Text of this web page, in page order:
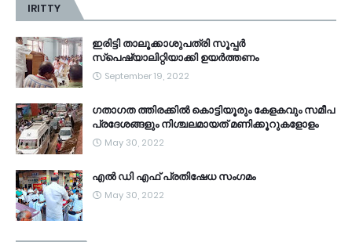
IRITTY
ഇരിട്ടി താലൂക്കാശുപത്രി സൂപ്പർ
സ്‌പെഷ്യാലിറ്റിയാക്കി ഉയർത്തണം
September 19, 2022
ഗതാഗത ത്തിരക്കിൽ കൊട്ടിയൂരും കേളകവും സമീപ
പ്രദേശങ്ങളും നിശ്ചലമായത് മണിക്കൂറുകളോളം
May 30, 2022
എൽ ഡി എഫ് പ്രതിഷേധ സംഗമം
May 30, 2022